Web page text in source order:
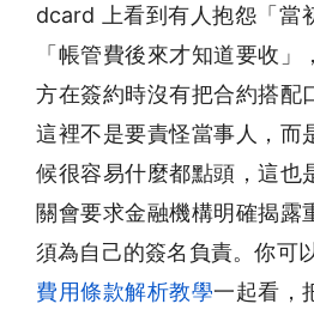
dcard 上看到有人抱怨「當
「帳管費後來才知道要收
方在簽約時沒有把合約搭配
這裡不是要責怪當事人，而
候很容易什麼都點頭，這也
關會要求金融機構明確揭露
須為自己的簽名負責。你可
費用條款解析教學一起看，